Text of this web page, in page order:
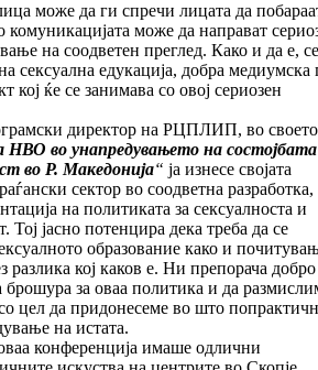
може да ги спречи ли­цата да
мо­же да направат
на соодветен пре­глед. Како и да е, се
сек­суална еду­ка­ци­ја, добра
кој ќе се занимава со овој сериозен
директор на РЦПЛИП, во своето
НВО во унапредувањето на
во Р. Македонија“ ја изнесе својата
сектор во соодветна разработка,
на политиката за сек­суал­носта и
Тој јасно по­тенцира дека треба да се
образование како и
разлика кој ка­ков е. Ни препорача
брошура за оваа политика и да
цел да при­до­не­семе во што
на истата.
конференција има­ше одлични